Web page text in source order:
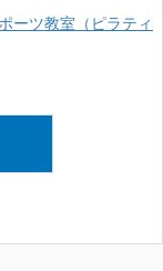
ーツ教室（ピラティ